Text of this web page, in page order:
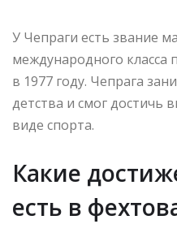
У Чепраги есть звание
международного класса
в 1977 году. Чепрага
детства и смог достичь
виде спорта.
Какие
есть в